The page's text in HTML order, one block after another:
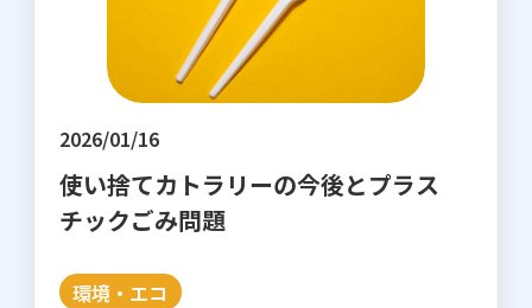
2026/01/16
使い捨てカトラリーの今後とプラス
チックごみ問題
環境・エコ